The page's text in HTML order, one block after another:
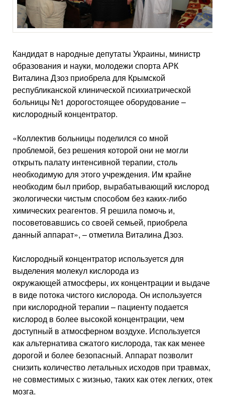
Кандидат в народные депутаты Украины, министр
образования и науки, молодежи спорта АРК
Виталина Дзоз приобрела для Крымской
республиканской клинической психиатрической
больницы №1 дорогостоящее оборудование –
кислородный концентратор.
«Коллектив больницы поделился со мной
проблемой, без решения которой они не могли
открыть палату интенсивной терапии, столь
необходимую для этого учреждения. Им крайне
необходим был прибор, вырабатывающий кислород
экологически чистым способом без каких-либо
химических реагентов. Я решила помочь и,
посоветовавшись со своей семьей, приобрела
данный аппарат», – отметила Виталина Дзоз.
Кислородный концентратор используется для
выделения молекул кислорода из
окружающей атмосферы, их концентрации и выдаче
в виде потока чистого кислорода. Он используется
при кислородной терапии – пациенту подается
кислород в более высокой концентрации, чем
доступный в атмосферном воздухе. Используется
как альтернатива сжатого кислорода, так как менее
дорогой и более безопасный. Аппарат позволит
снизить количество летальных исходов при травмах,
не совместимых с жизнью, таких как отек легких, отек
мозга.